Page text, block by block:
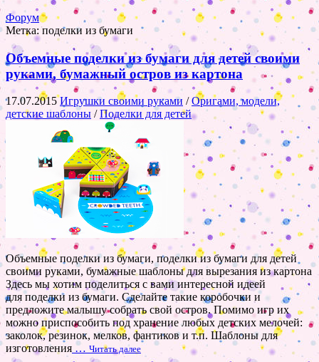
Форум
Метка:поделки из бумаги
Объемные поделки из бумаги для детей своими
руками, бумажный остров из картона
17.07.2015Игрушки своими руками /Оригами, модели,
детские шаблоны /Поделки для детей
Объемные поделки из бумаги, поделки из бумаги для детей
своими руками, бумажные шаблоны для вырезания из картона
Здесь мы хотим поделиться с вами интересной идеей
для поделки из бумаги. Сделайте такие коробочки и
предложите малышу собрать свой остров. Помимо игр их
можно приспособить под хранение любых детских мелочей:
заколок, резинок, мелков, фантиков и т.п. Шаблоны для
изготовления … Читать далее